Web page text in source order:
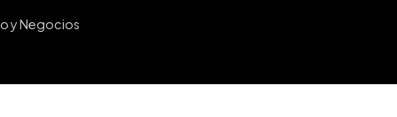
y Negocios